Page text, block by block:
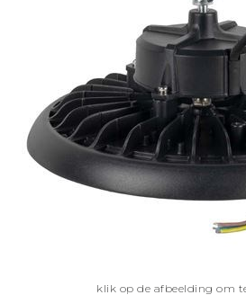
klik op de afbeelding om